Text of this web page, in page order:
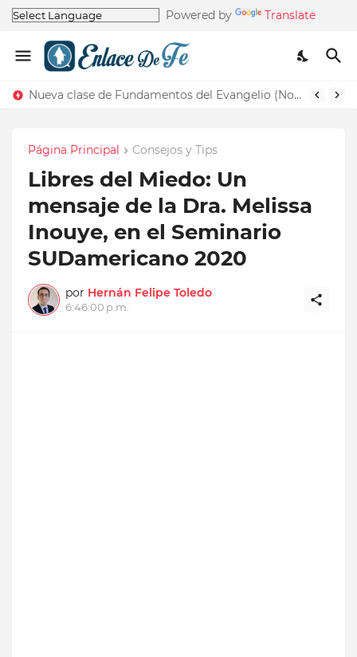
Powered by Translate
Nueva clase de Fundamentos del Evangelio (Nos recuerda la de Principios del Evangelio)
Página Principal Consejos y Tips
Libres del Miedo: Un
mensaje de la Dra. Melissa
Inouye, en el Seminario
SUDamericano 2020
por Hernán Felipe Toledo
6:46:00 p.m.